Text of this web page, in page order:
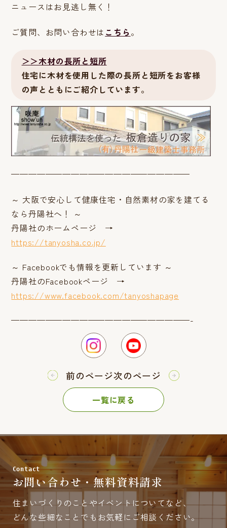
ニュースはお見逃し無く！
ご質問、お問い合わせは こちら 。
＞＞木材の長所と短所
住宅に木材を使用した際の長所と短所をお客様
の声とともにご紹介しています。
—————————————————————
～ 大阪で安心して健康住宅・自然素材の家を建てる
なら丹陽社へ！ ～
丹陽社のホームページ →
https://tanyosha.co.jp/
～ Facebookでも情報を更新しています ～
丹陽社のFacebookページ →
https://www.facebook.com/tanyoshapage
—————————————————————-
前のページ次のページ
一覧に戻る
Contact
お問い合わせ・無料資料請求
住まいづくりのことやイベントについてなど、
どんな些細なことでもお気軽にご相談ください。